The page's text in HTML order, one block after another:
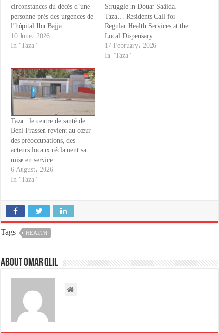
circonstances du décès d’une
personne près des urgences de
l’hôpital Ibn Bajja
10 June، 2026
In "Taza"
Struggle in Douar Saâida,
Taza… Residents Call for
Regular Health Services at the
Local Dispensary
17 February، 2026
In "Taza"
Taza : le centre de santé de
Beni Frassen revient au cœur
des préoccupations, des
acteurs locaux réclament sa
mise en service
6 August، 2026
In "Taza"
Tags HEALTH
About omar qlil